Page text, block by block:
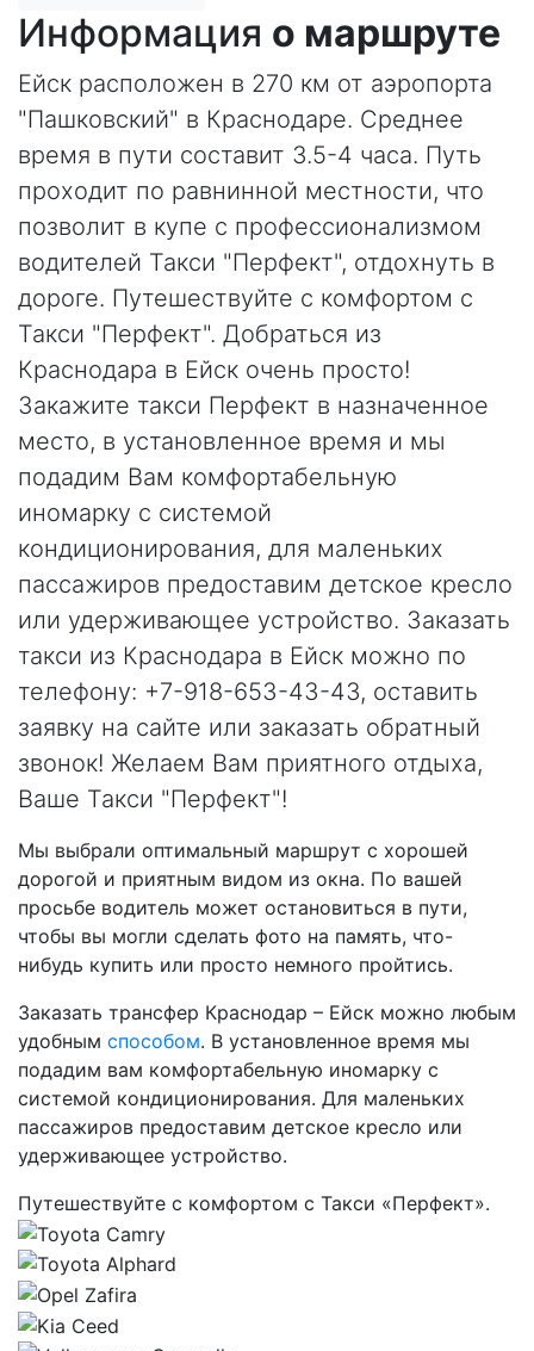
Информация о маршруте
Ейск расположен в 270 км от аэропорта
"Пашковский" в Краснодаре. Среднее
время в пути составит 3.5-4 часа. Путь
проходит по равнинной местности, что
позволит в купе с профессионализмом
водителей Такси "Перфект", отдохнуть в
дороге. Путешествуйте с комфортом с
Такси "Перфект". Добраться из
Краснодара в Ейск очень просто!
Закажите такси Перфект в назначенное
место, в установленное время и мы
подадим Вам комфортабельную
иномарку с системой
кондиционирования, для маленьких
пассажиров предоставим детское кресло
или удерживающее устройство. Заказать
такси из Краснодара в Ейск можно по
телефону: +7-918-653-43-43, оставить
заявку на сайте или заказать обратный
звонок! Желаем Вам приятного отдыха,
Ваше Такси "Перфект"!
Мы выбрали оптимальный маршрут с хорошей
дорогой и приятным видом из окна. По вашей
просьбе водитель может остановиться в пути,
чтобы вы могли сделать фото на память, что-
нибудь купить или просто немного пройтись.
Заказать трансфер Краснодар – Ейск можно любым
удобным способом. В установленное время мы
подадим вам комфортабельную иномарку с
системой кондиционирования. Для маленьких
пассажиров предоставим детское кресло или
удерживающее устройство.
Путешествуйте с комфортом с Такси «Перфект».